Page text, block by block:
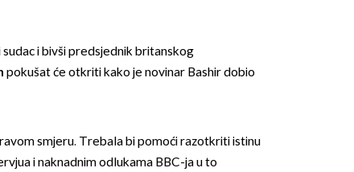
i bivši predsjednik britanskog
pokušat će otkriti kako je novinar Bashir dobio
smjeru. Trebala bi pomoći razotkriti istinu
i naknadnim odlukama BBC-ja u to